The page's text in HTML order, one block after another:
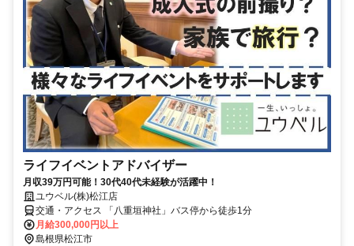
ライフイベントアドバイザー
月収39万円可能！30代40代未経験が活躍中！
ユウベル(株)松江店
交通・アクセス 「八重垣神社」バス停から徒歩1分
月給300,000円以上
島根県松江市